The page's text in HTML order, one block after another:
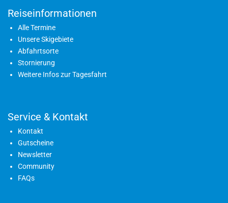
Reiseinformationen
Alle Termine
Unsere Skigebiete
Abfahrtsorte
Stornierung
Weitere Infos zur Tagesfahrt
Service & Kontakt
Kontakt
Gutscheine
Newsletter
Community
FAQs